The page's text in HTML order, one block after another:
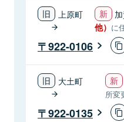
上原町
他） に
922-0106
大土町
所変
922-0135